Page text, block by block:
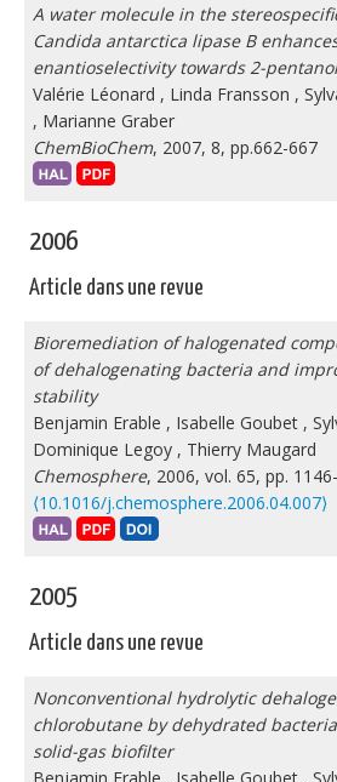
A water molecule in the
Candida antarctica lipase B
enantioselectivity towards 2-pentanol
Valérie Léonard , Linda Fransson ,
, Marianne Graber
ChemBioChem, 2007, 8, pp.662-667
2006
Article dans une revue
Bioremediation of halogenated
of dehalogenating bacteria and
stability
Benjamin Erable , Isabelle Goubet ,
Dominique Legoy , Thierry Maugard
Chemosphere, 2006, vol. 65, pp.
⟨10.1016/j.chemosphere.2006.04.007⟩
2005
Article dans une revue
Nonconventional hydrolytic
chlorobutane by dehydrated
solid-gas biofilter